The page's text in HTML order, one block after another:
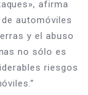
afirma
automóviles
y el abuso
no sólo es
riesgos